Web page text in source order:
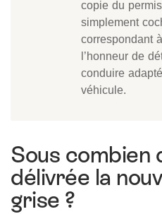
copie du
simplement
correspondant
l’honneur de
conduire
véhicule.
Sous combien
délivrée la
grise ?